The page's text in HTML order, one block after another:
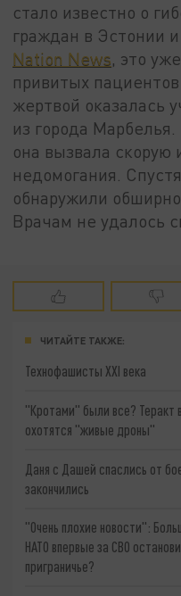
стало известно о
граждан в Эстонии
Nation News, это
привитых
жертвой оказалась
из города
она вызвала скорую
недомогания.
обнаружили
Врачам не удалось
ЧИТАЙТЕ ТАКЖЕ:
Технофашисты XXI века
"Кротами" были все? Теракт
охотятся "живые дроны"
Даня с Дашей спаслись от
закончились
"Очень плохие новости":
НАТО впервые за СВО
приграничье?